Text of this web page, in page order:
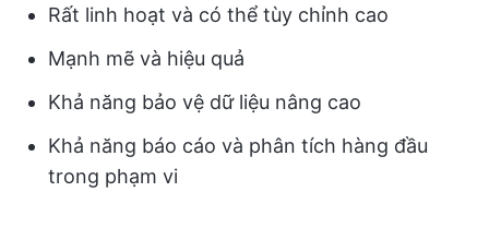
Rất linh hoạt và có thể tùy chỉnh cao
Mạnh mẽ và hiệu quả
Khả năng bảo vệ dữ liệu nâng cao
Khả năng báo cáo và phân tích hàng đầu
trong phạm vi